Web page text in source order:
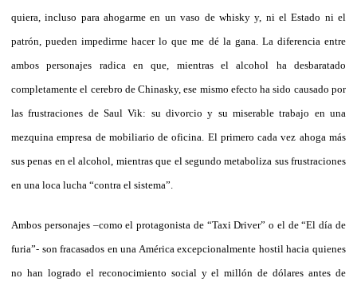
quiera, incluso para ahogarme en un vaso de whisky y, ni el Estado ni el
patrón, pueden impedirme hacer lo que me dé la gana. La diferencia entre
ambos personajes radica en que, mientras el alcohol ha desbaratado
completamente el cerebro de Chinasky, ese mismo efecto ha sido causado por
las frustraciones de Saul Vik: su divorcio y su miserable trabajo en una
mezquina empresa de mobiliario de oficina. El primero cada vez ahoga más
sus penas en el alcohol, mientras que el segundo metaboliza sus frustraciones
en una loca lucha “contra el sistema”.
Ambos personajes –como el protagonista de “Taxi Driver” o el de “El día de
furia”- son fracasados en una América excepcionalmente hostil hacia quienes
no han logrado el reconocimiento social y el millón de dólares antes de